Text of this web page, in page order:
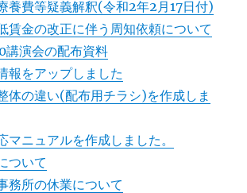
養費等疑義解釈(令和2年2月17日付)
賃金の改正に伴う周知依頼について
講演会の配布資料
報をアップしました
体の違い(配布用チラシ)を作成しま
マニュアルを作成しました。
ついて
務所の休業について